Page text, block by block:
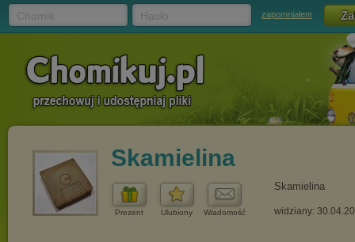
zapomniałem
Skamielina
Prezent Ulubiony Wiadomość
Skamielina
widziany: